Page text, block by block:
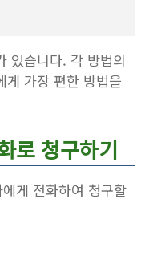
있습니다. 각 방법의
게 가장 편한 방법을
로 청구하기
게 전화하여 청구할